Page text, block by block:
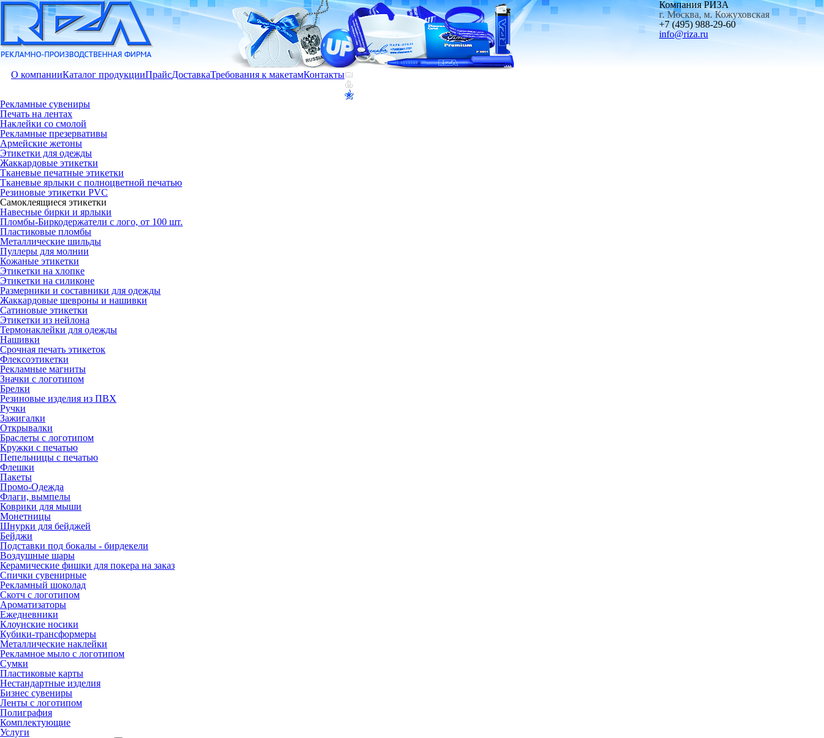
Компания РИЗА
г. Москва, м. Кожуховская
+7 (495) 988-29-60
info@riza.ru
О компанииКаталог продукцииПрайсДоставкаТребования к макетамКонтакты
Рекламные сувениры
Печать на лентах
Наклейки со смолой
Рекламные презервативы
Армейские жетоны
Этикетки для одежды
Жаккардовые этикетки
Тканевые печатные этикетки
Тканевые ярлыки с полноцветной печатью
Резиновые этикетки PVC
Самоклеящиеся этикетки
Навесные бирки и ярлыки
Пломбы-Биркодержатели с лого, от 100 шт.
Пластиковые пломбы
Металлические шильды
Пуллеры для молнии
Кожаные этикетки
Этикетки на хлопке
Этикетки на силиконе
Размерники и составники для одежды
Жаккардовые шевроны и нашивки
Сатиновые этикетки
Этикетки из нейлона
Термонаклейки для одежды
Нашивки
Срочная печать этикеток
Флексоэтикетки
Рекламные магниты
Значки с логотипом
Брелки
Резиновые изделия из ПВХ
Ручки
Зажигалки
Открывалки
Браслеты с логотипом
Кружки с печатью
Пепельницы с печатью
Флешки
Пакеты
Промо-Одежда
Флаги, вымпелы
Коврики для мыши
Монетницы
Шнурки для бейджей
Бейджи
Подставки под бокалы - бирдекели
Воздушные шары
Керамические фишки для покера на заказ
Спички сувенирные
Рекламный шоколад
Скотч с логотипом
Ароматизаторы
Ежедневники
Клоунские носики
Кубики-трансформеры
Металлические наклейки
Рекламное мыло с логотипом
Сумки
Пластиковые карты
Нестандартные изделия
Бизнес сувениры
Ленты с логотипом
Полиграфия
Комплектующие
Услуги